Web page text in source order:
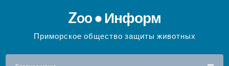
содержимому
Zoo ● Информ
Приморское общество защиты животных